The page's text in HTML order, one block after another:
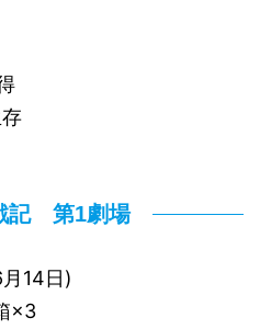
記 第1劇場
14日)
×3